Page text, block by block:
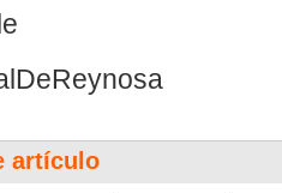
artículo